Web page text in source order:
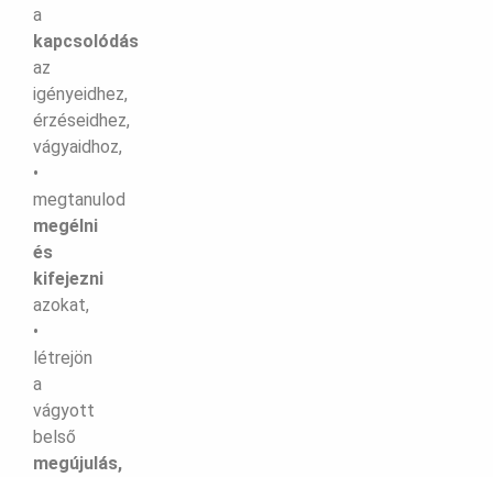
a
kapcsolódás
az
igényeidhez,
érzéseidhez,
vágyaidhoz,
•
megtanulod
megélni
és
kifejezni
azokat,
•
létrejön
a
vágyott
belső
megújulás,